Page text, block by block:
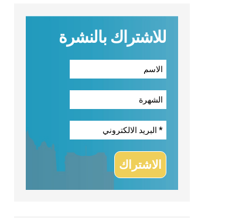
للاشتراك بالنشرة